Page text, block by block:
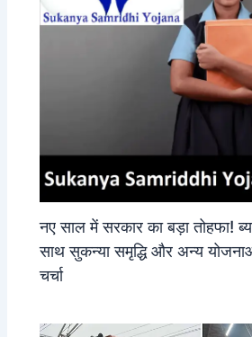
नए साल में सरकार का बड़ा तोहफा!
साथ सुकन्या समृद्धि और अन्य
चर्चा